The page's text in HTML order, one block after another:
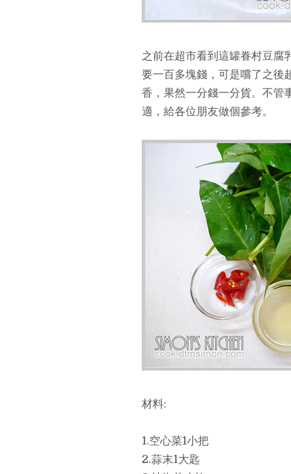
之前在超市看到這罐眷村豆腐
要一百多塊錢，可是嚐了之後
香，果然一分錢一分貨。不管
適，給各位朋友做個參考。
材料:
1.空心菜1小把
2.蒜末1大匙